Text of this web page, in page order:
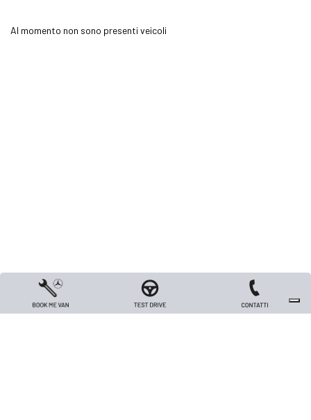
Al momento non sono presenti veicoli